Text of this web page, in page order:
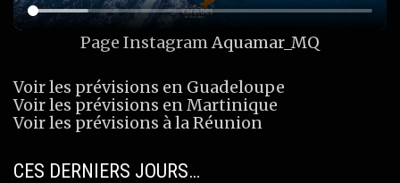
Page InstagramAquamar_MQ
Voir les prévisions en Guadeloupe
Voir les prévisions en Martinique
Voir les prévisions à la Réunion
CES DERNIERS JOURS…